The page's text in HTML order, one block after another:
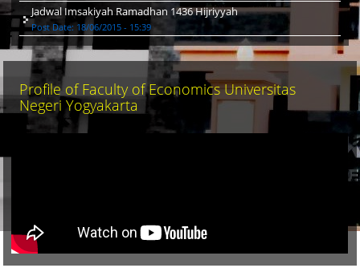
Jadwal Imsakiyah Ramadhan 1436 Hijriyyah
Post Date: 18/06/2015 - 15:39
Profile of Faculty of Economics Universitas
Negeri Yogyakarta